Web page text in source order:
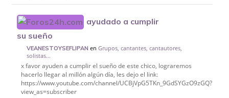
ayudado a cumplir
su sueño
VEANESTOYSEFLIPAN enGrupos, cantantes, cantautores,
solistas...
x favor ayuden a cumplir el sueño de este chico, lograremos
hacerlo llegar al millón algún día, les dejo el link:
https://www.youtube.com/channel/UCBjVpG5TKn_9GdSYGzO9zGQ?
view_as=subscriber